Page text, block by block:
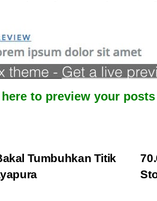
to preview your posts
Tumbuhkan Titik